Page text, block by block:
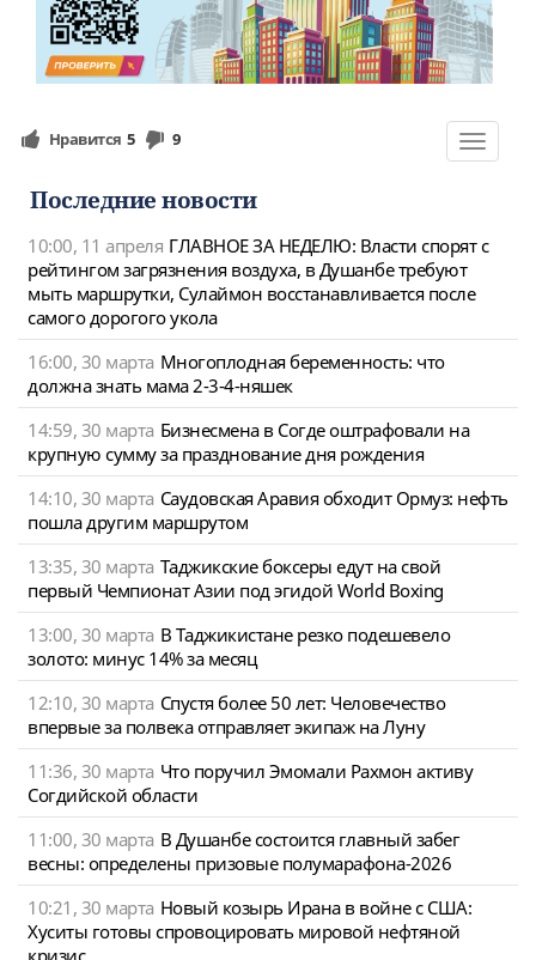
Toggle
Нравится 5 9
Последние новости
10:00, 11 апреля ГЛАВНОЕ ЗА НЕДЕЛЮ: Власти спорят с
рейтингом загрязнения воздуха, в Душанбе требуют
мыть маршрутки, Сулаймон восстанавливается после
самого дорогого укола
16:00, 30 марта Многоплодная беременность: что
должна знать мама 2-3-4-няшек
14:59, 30 марта Бизнесмена в Согде оштрафовали на
крупную сумму за празднование дня рождения
14:10, 30 марта Саудовская Аравия обходит Ормуз: нефть
пошла другим маршрутом
13:35, 30 марта Таджикские боксеры едут на свой
первый Чемпионат Азии под эгидой World Boxing
13:00, 30 марта В Таджикистане резко подешевело
золото: минус 14% за месяц
12:10, 30 марта Спустя более 50 лет: Человечество
впервые за полвека отправляет экипаж на Луну
11:36, 30 марта Что поручил Эмомали Рахмон активу
Согдийской области
11:00, 30 марта В Душанбе состоится главный забег
весны: определены призовые полумарафона-2026
10:21, 30 марта Новый козырь Ирана в войне с США:
Хуситы готовы спровоцировать мировой нефтяной